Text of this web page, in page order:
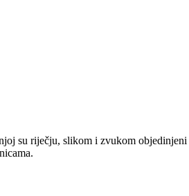
su riječju, slikom i zvukom